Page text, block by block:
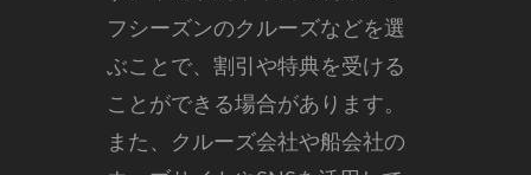
フシーズンのクルーズなどを選
ぶことで、割引や特典を受ける
ことができる場合があります。
また、クルーズ会社や船会社の